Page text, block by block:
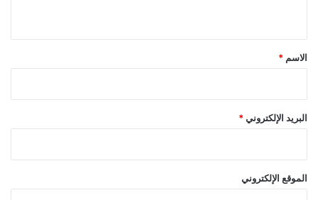
*
الاسم *
البريد الإلكتروني *
الموقع الإلكتروني